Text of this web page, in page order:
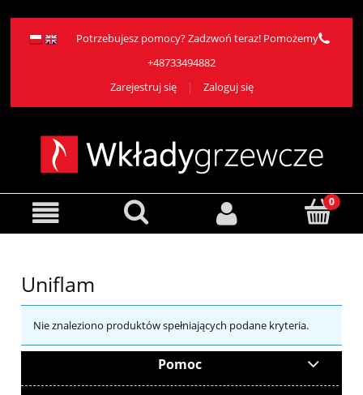
Potrzebujesz pomocy? Zadzwoń teraz! Pomożemy
+48733494882
Zarejestruj się
Zaloguj się
Uniflam
Nie znaleziono produktów spełniających podane kryteria.
Pomoc